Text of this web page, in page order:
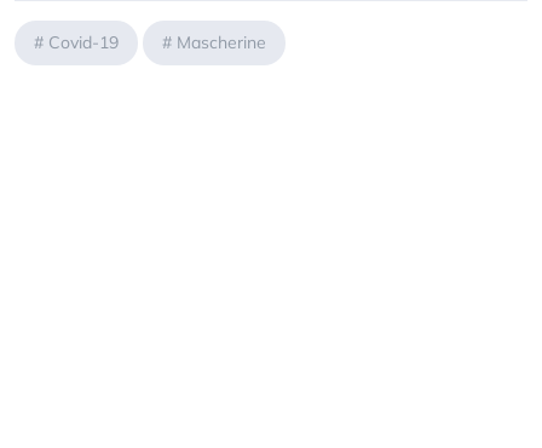
# Covid-19 # Mascherine